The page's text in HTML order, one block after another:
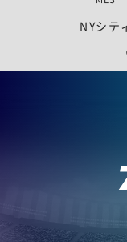
NYシテ